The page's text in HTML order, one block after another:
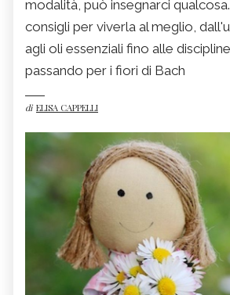
modalità, può insegnarci
consigli per viverla al meglio,
agli oli essenziali fino alle
passando per i fiori di Bach
di ELISA CAPPELLI